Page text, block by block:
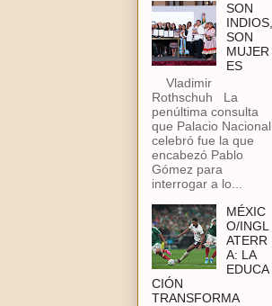
SON
INDIOS,
SON
MUJER
ES
Vladimir
Rothschuh La
penúltima consulta
que Palacio Nacional
celebró fue la que
encabezó Pablo
Gómez para
interrogar a lo...
MÉXIC
O/INGL
ATERR
A: LA
EDUCA
CIÓN
TRANSFORMA